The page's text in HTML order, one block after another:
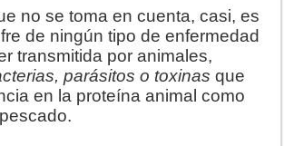
no se toma en cuenta, casi, es
de ningún tipo de enfermedad
transmitida por animales,
parásitos o toxinas que
en la proteína animal como